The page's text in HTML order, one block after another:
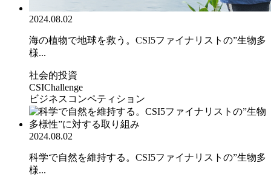
2024.08.02
海の植物で地球を救う。CSI5ファイナリストの”生物多
様...
社会的投資
CSIChallenge
ビジネスコンペティション
2024.08.02
科学で自然を維持する。CSI5ファイナリストの”生物多
様...